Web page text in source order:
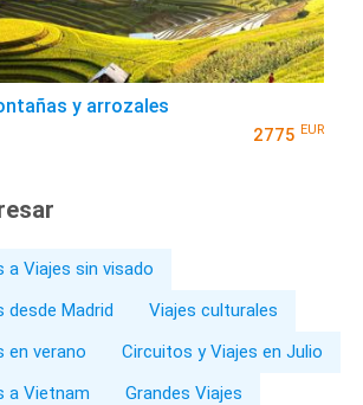
y arrozales
2775 EUR
a Viajes sin visado
desde Madrid
Viajes culturales
en verano
Circuitos y Viajes en Julio
a Vietnam
Grandes Viajes